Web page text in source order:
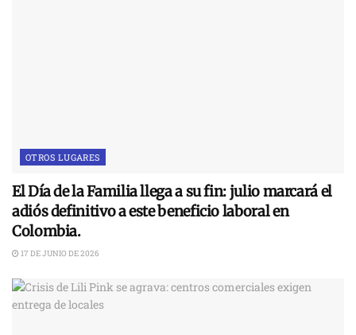
OTROS LUGARES
El Día de la Familia llega a su fin: julio marcará el
adiós definitivo a este beneficio laboral en
Colombia.
17 DE JUNIO DE 2026